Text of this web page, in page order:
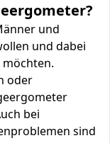
und
und dabei
möchten.
oder
bei
sind